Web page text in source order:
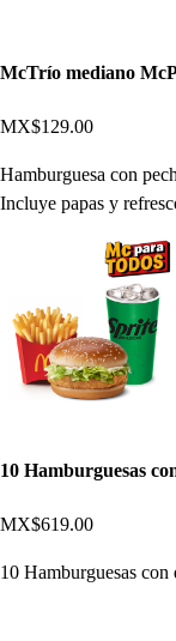
McTrío mediano
MX$129.00
Hamburguesa con
Incluye papas y
10 Hamburguesas
MX$619.00
10 Hamburguesas con